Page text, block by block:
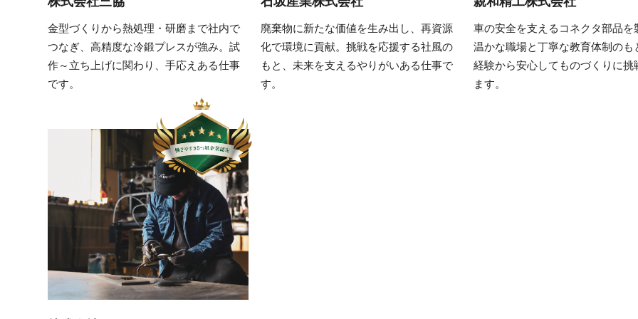
金型づくりから熱処理・研磨まで社内で
つなぎ、高精度な冷鍛プレスが強み。試
作～立ち上げに関わり、手応えある仕事
です。
廃棄物に新たな価値を生み出し、再資源
化で環境に貢献。挑戦を応援する社風の
もと、未来を支えるやりがいある仕事で
す。
車の安全を支えるコネクタ部品を
温かな職場と丁寧な教育体制のも
経験から安心してものづくりに挑
ます。